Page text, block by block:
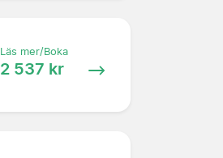
Läs mer/Boka
2 537 kr